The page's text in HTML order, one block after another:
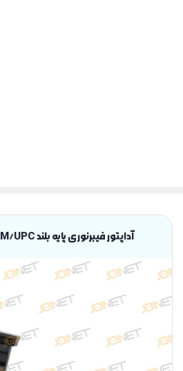
آداپتور فیبرنوری پایه بلند Duplex SC-SC SM/UPC